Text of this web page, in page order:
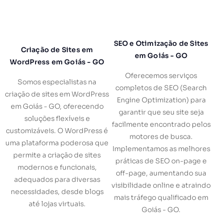
Criação de Sites em
WordPress em Goiás - GO
Somos especialistas na
criação de sites em WordPress
em Goiás - GO, oferecendo
soluções flexíveis e
customizáveis. O WordPress é
uma plataforma poderosa que
permite a criação de sites
modernos e funcionais,
adequados para diversas
necessidades, desde blogs
até lojas virtuais.
SEO e Otimização de Sites
em Goiás - GO
Oferecemos serviços
completos de SEO (Search
Engine Optimization) para
garantir que seu site seja
facilmente encontrado pelos
motores de busca.
Implementamos as melhores
práticas de SEO on-page e
off-page, aumentando sua
visibilidade online e atraindo
mais tráfego qualificado em
Goiás - GO.